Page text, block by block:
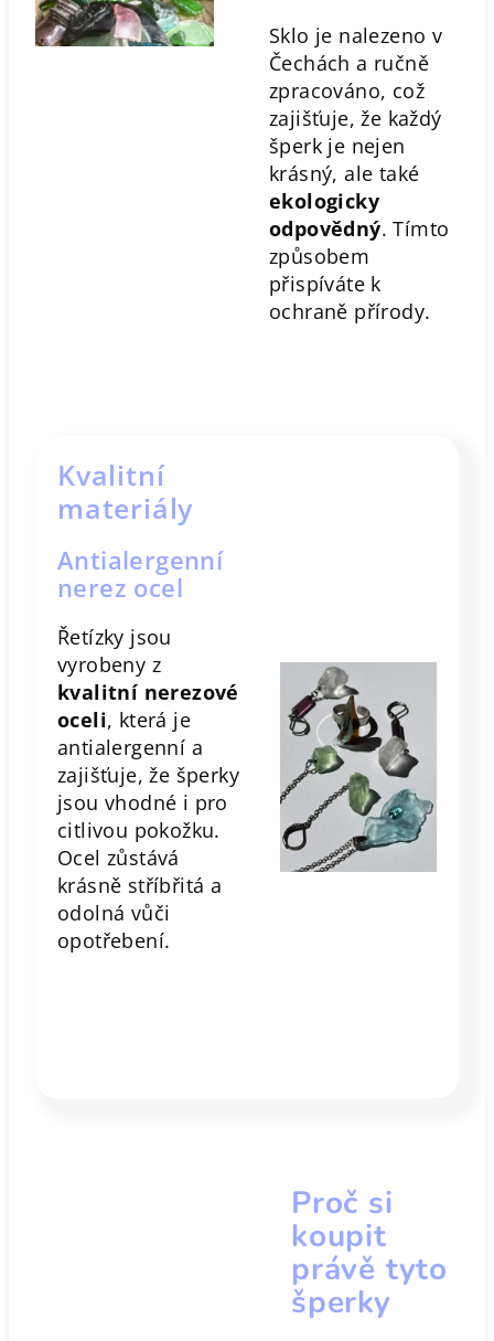
Sklo je nalezeno v
Čechách a ručně
zpracováno, což
zajišťuje, že každý
šperk je nejen
krásný, ale také
ekologicky
odpovědný. Tímto
způsobem
přispíváte k
ochraně přírody.
Kvalitní
materiály
Antialergenní
nerez ocel
Řetízky jsou
vyrobeny z
kvalitní nerezové
oceli, která je
antialergenní a
zajišťuje, že šperky
jsou vhodné i pro
citlivou pokožku.
Ocel zůstává
krásně stříbřitá a
odolná vůči
opotřebení.
Proč si
koupit
právě tyto
šperky